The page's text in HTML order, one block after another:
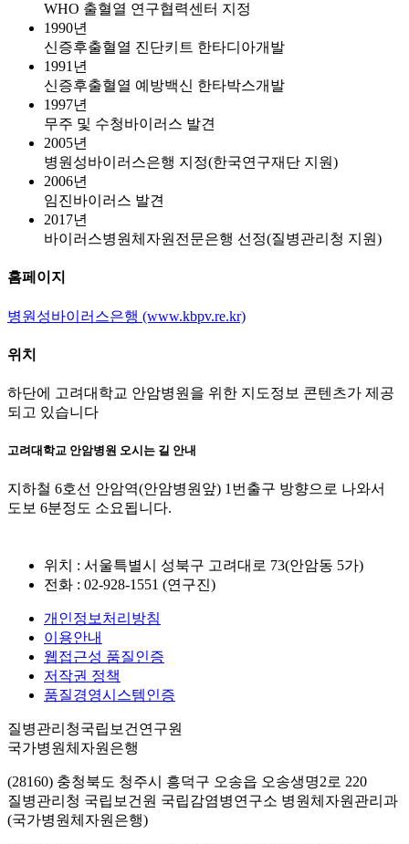
WHO 출혈열 연구협력센터 지정
1990년
신증후출혈열 진단키트 한타디아개발
1991년
신증후출혈열 예방백신 한타박스개발
1997년
무주 및 수청바이러스 발견
2005년
병원성바이러스은행 지정(한국연구재단 지원)
2006년
임진바이러스 발견
2017년
바이러스병원체자원전문은행 선정(질병관리청 지원)
홈페이지
병원성바이러스은행 (www.kbpv.re.kr)
위치
하단에 고려대학교 안암병원을 위한 지도정보 콘텐츠가 제공
되고 있습니다
고려대학교 안암병원 오시는 길 안내
지하철 6호선 안암역(안암병원앞) 1번출구 방향으로 나와서
도보 6분정도 소요됩니다.
위치 : 서울특별시 성북구 고려대로 73(안암동 5가)
전화 : 02-928-1551 (연구진)
개인정보처리방침
이용안내
웹접근성 품질인증
저작권 정책
품질경영시스템인증
질병관리청국립보건연구원
국가병원체자원은행
(28160) 충청북도 청주시 흥덕구 오송읍 오송생명2로 220
질병관리청 국립보건원 국립감염병연구소 병원체자원관리과
(국가병원체자원은행)